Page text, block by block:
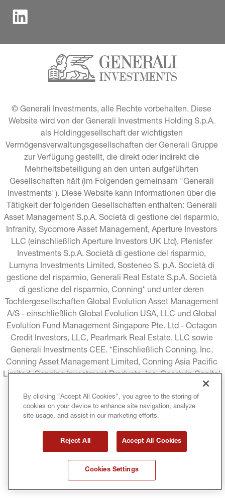
© Generali Investments, alle Rechte vorbehalten. Diese
Website wird von der Generali Investments Holding S.p.A.
als Holdinggesellschaft der wichtigsten
Vermögensverwaltungsgesellschaften der Generali Gruppe
zur Verfügung gestellt, die direkt oder indirekt die
Mehrheitsbeteiligung an den unten aufgeführten
Gesellschaften hält (im Folgenden gemeinsam "Generali
Investments"). Diese Website kann Informationen über die
Tätigkeit der folgenden Gesellschaften enthalten: Generali
Asset Management S.p.A. Società di gestione del risparmio,
Infranity, Sycomore Asset Management, Aperture Investors
LLC (einschließlich Aperture Investors UK Ltd), Plenisfer
Investments S.p.A. Società di gestione del risparmio,
Lumyna Investments Limited, Sosteneo S. p.A. Società di
gestione del risparmio, Generali Real Estate S.p.A. Società
di gestione del risparmio, Conning* und unter deren
Tochtergesellschaften Global Evolution Asset Management
A/S - einschließlich Global Evolution USA, LLC und Global
Evolution Fund Management Singapore Pte. Ltd - Octagon
Credit Investors, LLC, Pearlmark Real Estate, LLC sowie
Generali Investments CEE. *Einschließlich Conning, Inc,
Conning Asset Management Limited, Conning Asia Pacific
Limited, Conning Investment Products, Inc, Goodwin Capital
RECHTLICHE HINWEISE COOKIE-RICHTLINIE
DATENSCHUTZRICHTLINIE
URHEBERRECHTSSCHUTZ MIFID
By clicking “Accept All Cookies”, you agree to the storing of
cookies on your device to enhance site navigation, analyze
site usage, and assist in our marketing efforts.
Reject All Accept All Cookies
Cookies Settings